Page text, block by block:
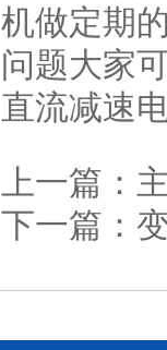
机做定期
问题大家
直流减速
上一篇：
下一篇：